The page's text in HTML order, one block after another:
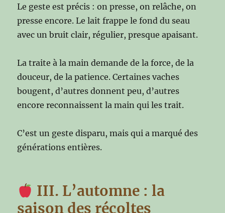
Le geste est précis : on presse, on relâche, on
presse encore. Le lait frappe le fond du seau
avec un bruit clair, régulier, presque apaisant.
La traite à la main demande de la force, de la
douceur, de la patience. Certaines vaches
bougent, d’autres donnent peu, d’autres
encore reconnaissent la main qui les trait.
C’est un geste disparu, mais qui a marqué des
générations entières.
III. L’automne : la
saison des récoltes